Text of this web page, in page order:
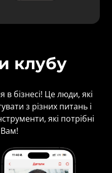
клубу
бізнесі! Це люди, які
з різних питань і
які потрібні